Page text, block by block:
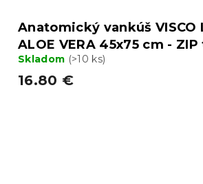
Anatomický vankúš VISCO
ALOE VERA 45x75 cm -
Skladom (>10 ks)
16.80 €